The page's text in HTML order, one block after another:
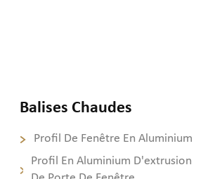
Balises Chaudes
Profil De Fenêtre En Aluminium
Profil En Aluminium D'extrusion